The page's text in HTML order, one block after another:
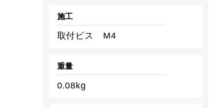
施工
取付ビス M4
重量
0.08kg